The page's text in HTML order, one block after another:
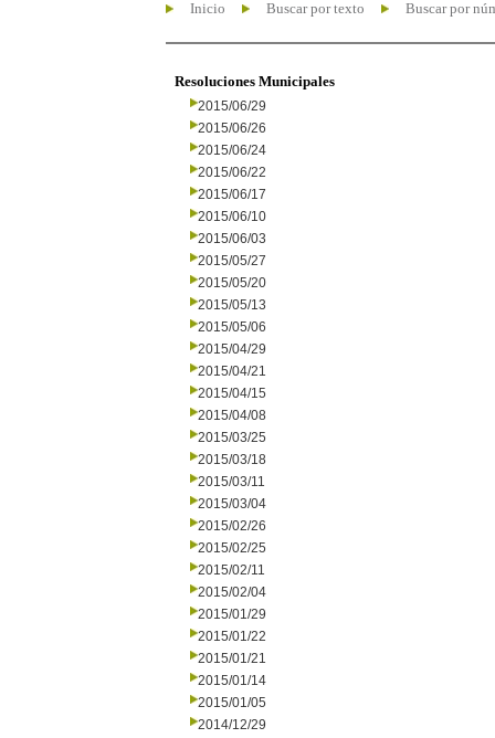
Inicio Buscar por texto Buscar por
Resoluciones Municipales
2015/06/29
2015/06/26
2015/06/24
2015/06/22
2015/06/17
2015/06/10
2015/06/03
2015/05/27
2015/05/20
2015/05/13
2015/05/06
2015/04/29
2015/04/21
2015/04/15
2015/04/08
2015/03/25
2015/03/18
2015/03/11
2015/03/04
2015/02/26
2015/02/25
2015/02/11
2015/02/04
2015/01/29
2015/01/22
2015/01/21
2015/01/14
2015/01/05
2014/12/29